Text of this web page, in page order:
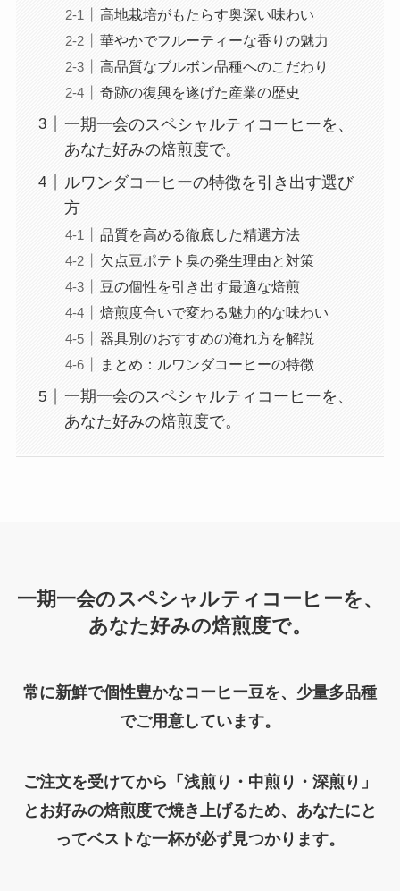
高地栽培がもたらす奥深い味わい
華やかでフルーティーな香りの魅力
高品質なブルボン品種へのこだわり
奇跡の復興を遂げた産業の歴史
一期一会のスペシャルティコーヒーを、
あなた好みの焙煎度で。
ルワンダコーヒーの特徴を引き出す選び
方
品質を高める徹底した精選方法
欠点豆ポテト臭の発生理由と対策
豆の個性を引き出す最適な焙煎
焙煎度合いで変わる魅力的な味わい
器具別のおすすめの淹れ方を解説
まとめ：ルワンダコーヒーの特徴
一期一会のスペシャルティコーヒーを、
あなた好みの焙煎度で。
一期一会のスペシャルティコーヒーを、
あなた好みの焙煎度で。
常に新鮮で個性豊かなコーヒー豆を、少量多品種
でご用意しています。
ご注文を受けてから「浅煎り・中煎り・深煎り」
とお好みの焙煎度で焼き上げるため、あなたにと
ってベストな一杯が必ず見つかります。